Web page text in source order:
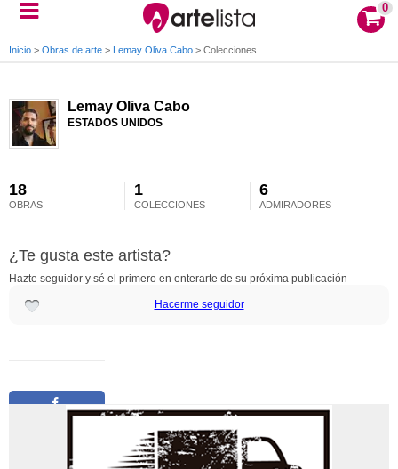
0
Inicio > Obras de arte > Lemay Oliva Cabo > Colecciones
Lemay Oliva Cabo
ESTADOS UNIDOS
18
OBRAS
1
COLECCIONES
6
ADMIRADORES
¿Te gusta este artista?
Hazte seguidor y sé el primero en enterarte de su próxima publicación
Hacerme seguidor
Compartir
Pin